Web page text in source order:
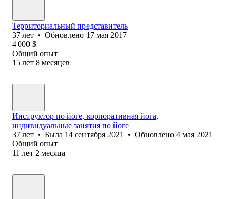
Территориальный представитель
37 лет • Обновлено 17 мая 2017
4 000 $
Общий опыт
15 лет 8 месяцев
Инструктор по йоге, корпоративная йога,
индивидуальные занятия по йоге
37 лет • Была 14 сентября 2021 • Обновлено 4 мая 2021
Общий опыт
11 лет 2 месяца